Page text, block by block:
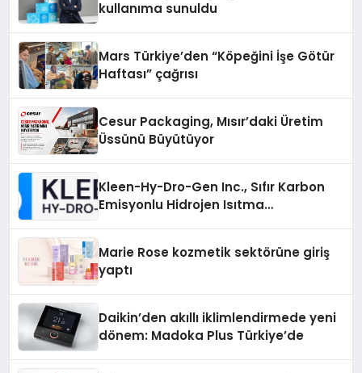
kullanıma sunuldu
Mars Türkiye’den “Köpeğini İşe Götür
Haftası” çağrısı
Cesur Packaging, Mısır’daki Üretim
Üssünü Büyütüyor
Kleen-Hy-Dro-Gen Inc., Sıfır Karbon
Emisyonlu Hidrojen Isıtma
Marie Rose kozmetik sektörüne giriş
yaptı
Daikin’den akıllı iklimlendirmede yeni
dönem: Madoka Plus Türkiye’de